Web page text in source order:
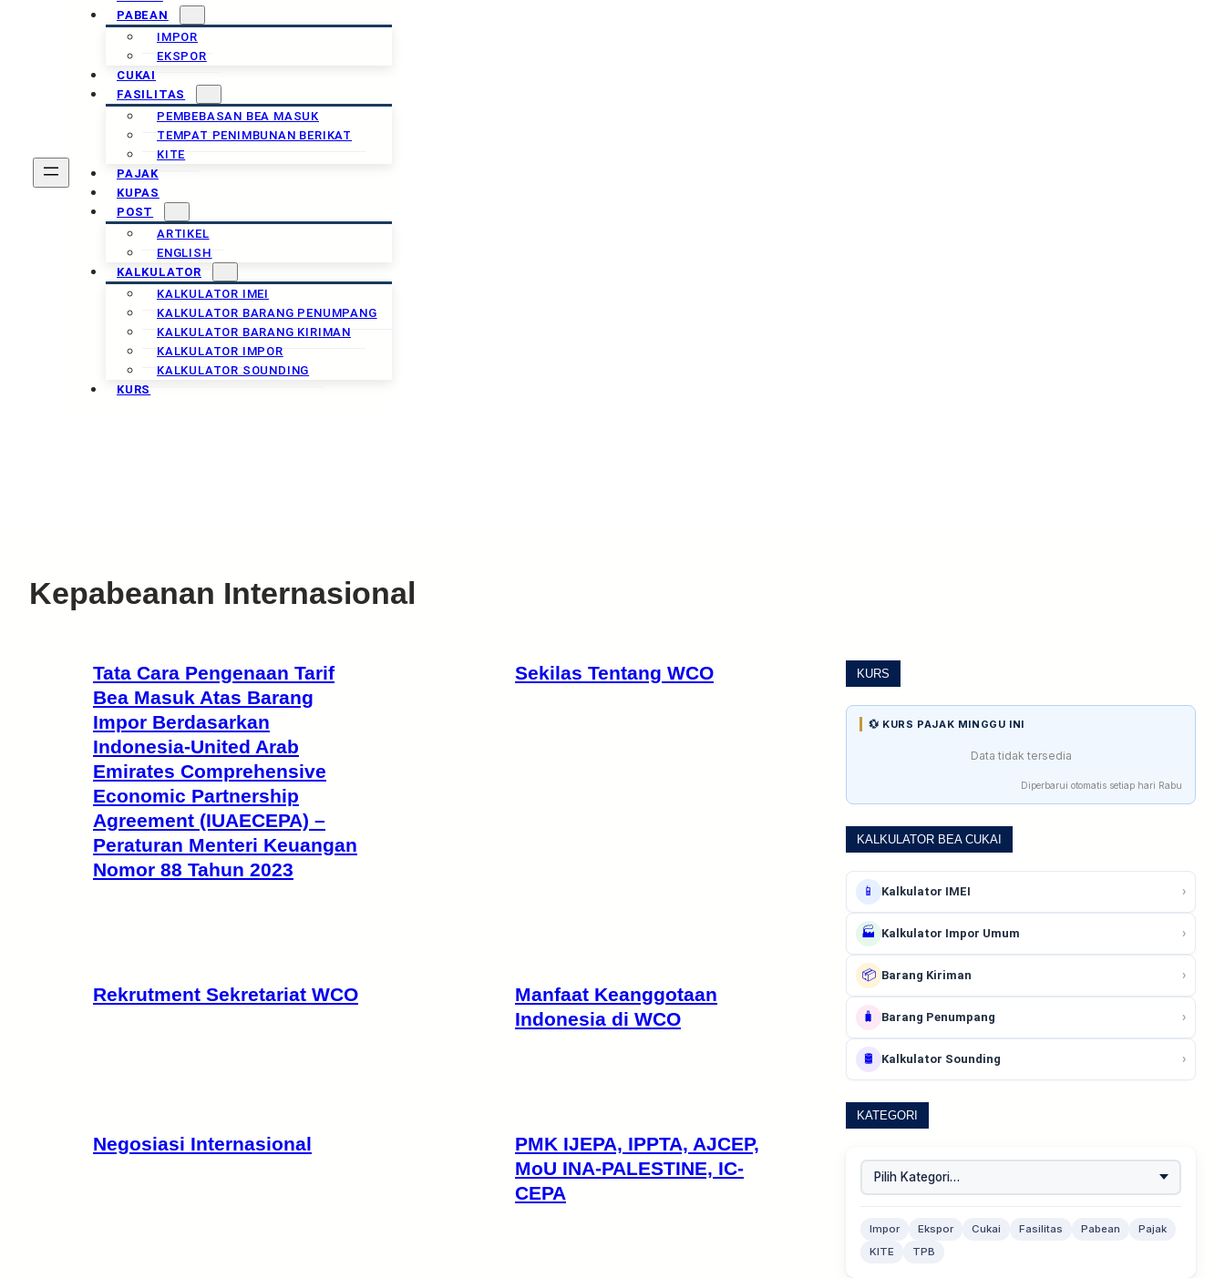
PABEAN
IMPOR
EKSPOR
CUKAI
FASILITAS
PEMBEBASAN BEA MASUK
TEMPAT PENIMBUNAN BERIKAT
KITE
PAJAK
KUPAS
POST
ARTIKEL
ENGLISH
KALKULATOR
KALKULATOR IMEI
KALKULATOR BARANG PENUMPANG
KALKULATOR BARANG KIRIMAN
KALKULATOR IMPOR
KALKULATOR SOUNDING
KURS
Kepabeanan Internasional
Tata Cara Pengenaan Tarif
Bea Masuk Atas Barang
Impor Berdasarkan
Indonesia-United Arab
Emirates Comprehensive
Economic Partnership
Agreement (IUAECEPA) –
Peraturan Menteri Keuangan
Nomor 88 Tahun 2023
Sekilas Tentang WCO
Rekrutment Sekretariat WCO
Manfaat Keanggotaan
Indonesia di WCO
Negosiasi Internasional
PMK IJEPA, IPPTA, AJCEP,
MoU INA-PALESTINE, IC-
CEPA
KURS
💱 KURS PAJAK MINGGU INI
Data tidak tersedia
Diperbarui otomatis setiap hari Rabu
KALKULATOR BEA CUKAI
📱 Kalkulator IMEI ›
🏭 Kalkulator Impor Umum ›
📦 Barang Kiriman ›
🧳 Barang Penumpang ›
🛢️ Kalkulator Sounding ›
KATEGORI
Impor Ekspor Cukai Fasilitas Pabean
Pajak
KITE
TPB